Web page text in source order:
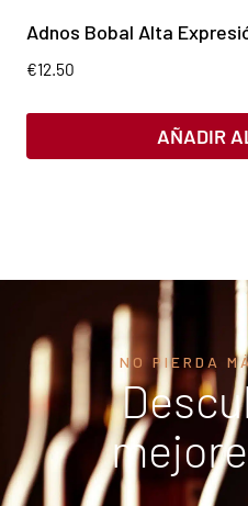
Adnos Bobal Alta
€12.50
AÑADIR
NO PIERDA